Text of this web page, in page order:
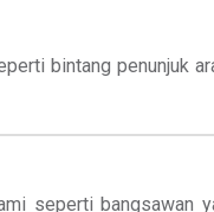
bintang penunjuk
seperti bangsawan